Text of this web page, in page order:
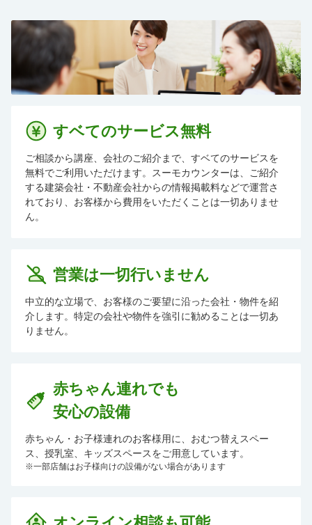
すベてのサービス無料
ご相談から講座、会社のご紹介まで、すベてのサービスを
無料でご利用いただけます。スーモカウンターは、ご紹介
する建築会社・不動産会社からの情報掲載料などで運営さ
れており、お客様から費用をいただくことは一切ありませ
ん。
営業は一切行いません
中立的な立場で、お客様のご要望に沿った会社・物件を紹
介します。特定の会社や物件を強引に勧めることは一切あ
りません。
赤ちゃん連れでも
安心の設備
赤ちゃん・お子様連れのお客様用に、おむつ替えスペー
ス、授乳室、キッズスペースをご用意しています。
※一部店舗はお子様向けの設備がない場合があります